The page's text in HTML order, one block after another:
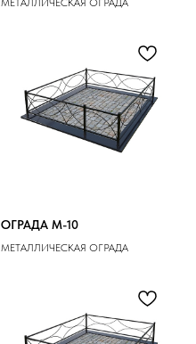
МЕТАЛЛИЧЕСКАЯ ОГРАДА
ОГРАДА M-10
МЕТАЛЛИЧЕСКАЯ ОГРАДА